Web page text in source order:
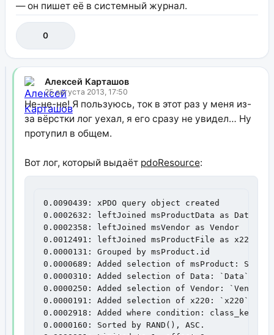
— он пишет её в системный журнал.
0
Алексей Карташов
25 августа 2013, 17:50
Не-не-не! Я пользуюсь, ток в этот раз у меня из-
за вёрстки лог уехал, я его сразу не увидел… Ну
протупил в общем.
Вот лог, который выдаёт pdoResource:
0.0090439: xPDO query object created
0.0002632: leftJoined msProductData as Data
0.0002358: leftJoined msVendor as Vendor
0.0012491: leftJoined msProductFile as x220
0.0000131: Grouped by msProduct.id
0.0000689: Added selection of msProduct:
0.0000310: Added selection of Data:
0.0000250: Added selection of Vendor:
0.0000191: Added selection of x220:
0.0002918: Added where condition:
0.0000160: Sorted by RAND(), ASC.